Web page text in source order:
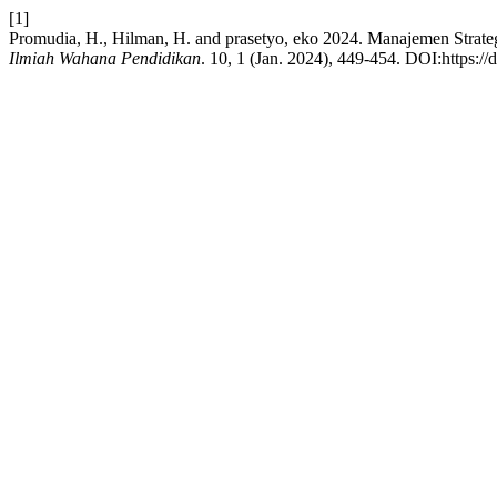
[1]
Promudia, H., Hilman, H. and prasetyo, eko 2024. Manajemen
Ilmiah Wahana Pendidikan. 10, 1 (Jan. 2024), 449-454.